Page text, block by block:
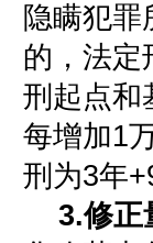
隐瞒犯
的，法定
刑起点和
每增加1
刑为3年
3.修正